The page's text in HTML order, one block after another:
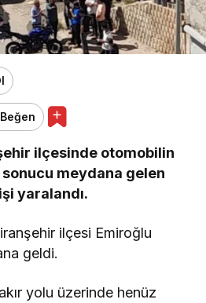
Beğen
ilçesinde otomobilin
sonucu meydana gelen
yaralandı.
ilçesi Emiroğlu
geldi.
yolu üzerinde henüz